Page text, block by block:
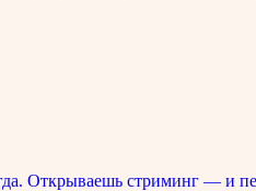
Открываешь стриминг — и